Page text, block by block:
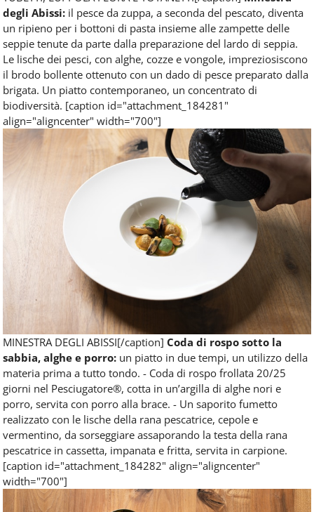
degli Abissi: il pesce da zuppa, a seconda del pescato, diventa
un ripieno per i bottoni di pasta insieme alle zampette delle
seppie tenute da parte dalla preparazione del lardo di seppia.
Le lische dei pesci, con alghe, cozze e vongole, impreziosiscono
il brodo bollente ottenuto con un dado di pesce preparato dalla
brigata. Un piatto contemporaneo, un concentrato di
biodiversità. [caption id="attachment_184281"
align="aligncenter" width="700"]
MINESTRA DEGLI ABISSI[/caption] Coda di rospo sotto la
sabbia, alghe e porro: un piatto in due tempi, un utilizzo della
materia prima a tutto tondo. - Coda di rospo frollata 20/25
giorni nel Pesciugatore®, cotta in un’argilla di alghe nori e
porro, servita con porro alla brace. - Un saporito fumetto
realizzato con le lische della rana pescatrice, cepole e
vermentino, da sorseggiare assaporando la testa della rana
pescatrice in cassetta, impanata e fritta, servita in carpione.
[caption id="attachment_184282" align="aligncenter"
width="700"]